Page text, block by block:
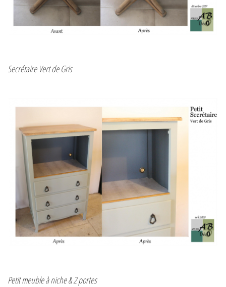
Secrétaire Vert de Gris
Petit meuble à niche & 2 portes